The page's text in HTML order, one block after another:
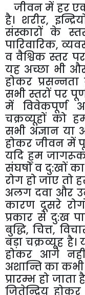
जीवन में हर
है। शरीर,
संस्कारों के
पारिवारिक,
व वैश्विक स्तर
यह अच्छा भी और
होकर
सभी स्तरों पर
में विवेकपूर्ण
चक्रव्यूहों को
सभी अज्ञान
होकर जीवन में
यदि हम
संघर्षों व दु:खों
रोग हो जाए
अलग दवा और
कारण दूसरे
प्रकार से दु:ख
बुद्धि,चित्त,
बड़ा चक्रव्यूह
होकर आगे
अशान्ति का
प्रारम्भ हो
जितेन्द्रिय